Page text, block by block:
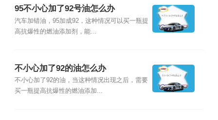
95不小心加了92号油怎么办
汽车加错油，95加成92，这种情况可以买一瓶提
高抗爆性的燃油添加剂，能...
不小心加了92的油怎么办
不小心加了92的油，当这种情况出现之后，需要
买一瓶提高抗爆性的燃油添加...